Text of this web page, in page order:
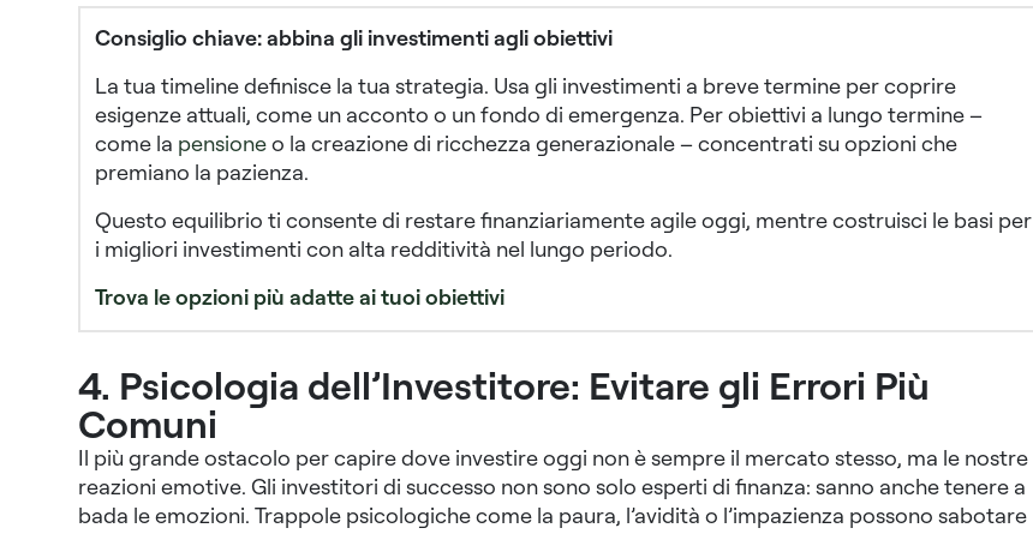
Consiglio chiave: abbina gli investimenti agli obiettivi
La tua timeline definisce la tua strategia. Usa gli investimenti a breve termine per coprire
esigenze attuali, come un acconto o un fondo di emergenza. Per obiettivi a lungo termine –
come la pensioneo la creazione di ricchezza generazionale – concentrati su opzioni che
premiano la pazienza.
Questo equilibrio ti consente di restare finanziariamente agile oggi, mentre costruisci le basi per
i migliori investimenti con alta redditività nel lungo periodo.
Trova le opzioni più adatte ai tuoi obiettivi
4. Psicologia dell’Investitore: Evitare gli Errori Più
Comuni
Il più grande ostacolo per capire dove investire oggi non è sempre il mercato stesso, ma le nostre
reazioni emotive. Gli investitori di successo non sono solo esperti di finanza: sanno anche tenere a
bada le emozioni. Trappole psicologiche come la paura, l’avidità o l’impazienza possono sabotare